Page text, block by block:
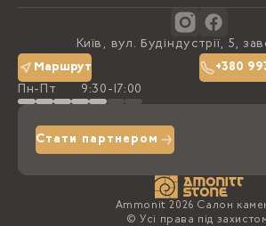
Блог
Контакти
Політика конфіденційності
Доставка та оплата
Київ, вул. Будіндустрії, 5,
Маршрут
+380
Пн-Пт
9:30-17:00
Стати партнером
Ammonit 2026 Салон
© Усі права під